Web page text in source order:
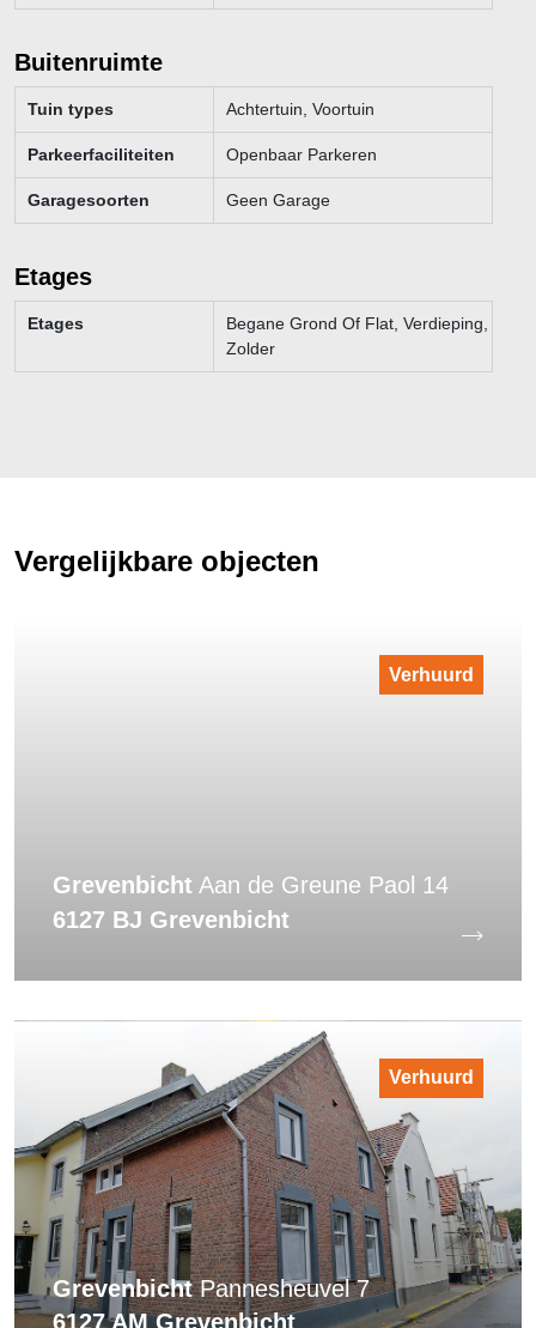
Buitenruimte
Tuin types Achtertuin, Voortuin
Parkeerfaciliteiten Openbaar Parkeren
Garagesoorten Geen Garage
Etages
Etages
Begane Grond Of Flat, Verdieping,
Zolder
Vergelijkbare objecten
Grevenbicht Aan de Greune Paol 14
6127 BJ Grevenbicht
Verhuurd
GrevenbichtPannesheuvel 7
6127 AM Grevenbicht
Verhuurd